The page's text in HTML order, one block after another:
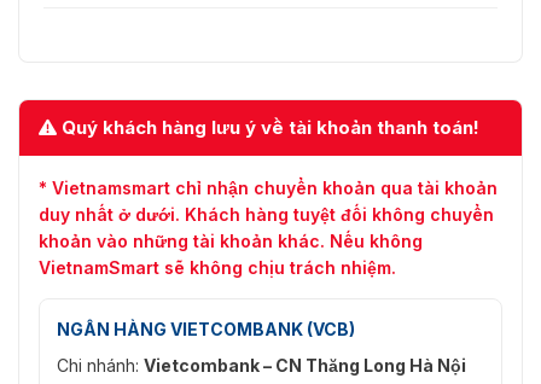
Quý khách hàng lưu ý về tài khoản thanh toán!
* Vietnamsmart chỉ nhận chuyển khoản qua tài khoản
duy nhất ở dưới. Khách hàng tuyệt đối không chuyển
khoản vào những tài khoản khác. Nếu không
VietnamSmart sẽ không chịu trách nhiệm.
NGÂN HÀNG VIETCOMBANK (VCB)
Chi nhánh: Vietcombank – CN Thăng Long Hà Nội